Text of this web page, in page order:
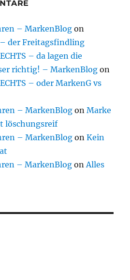
– MarkenBlog on
– der Freitagsfindling
– da lagen die
richtig! – MarkenBlog on
– oder MarkenG vs
– MarkenBlog onMarke
löschungsreif
– MarkenBlog onKein
– MarkenBlog onAlles